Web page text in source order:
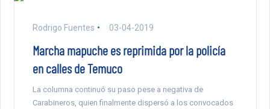
Rodrigo Fuentes 03-04-2019
Marcha mapuche es reprimida por la policía
en calles de Temuco
La columna continuó su paso pese a negativa de
Carabineros, quien finalmente dispersó a los convocados